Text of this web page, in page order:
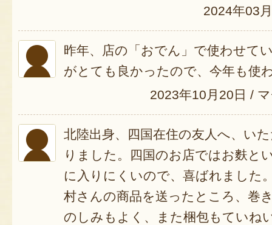
2024年03
昨年、店の「おでん」で使わせて
がとても良かったので、今年も使
2023年10月20日 /
北陸出身、四国在住の友人へ、い
りました。四国のお店ではお麩と
に入りにくいので、喜ばれました
村さんの商品を送ったところ、巻
のしみもよく、また梱包もていね